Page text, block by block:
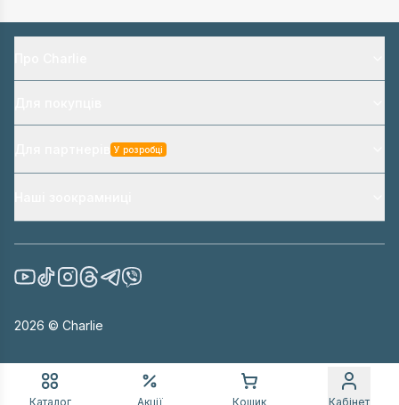
У розробці
2026 © Charlie
Каталог Акції Кошик Кабінет